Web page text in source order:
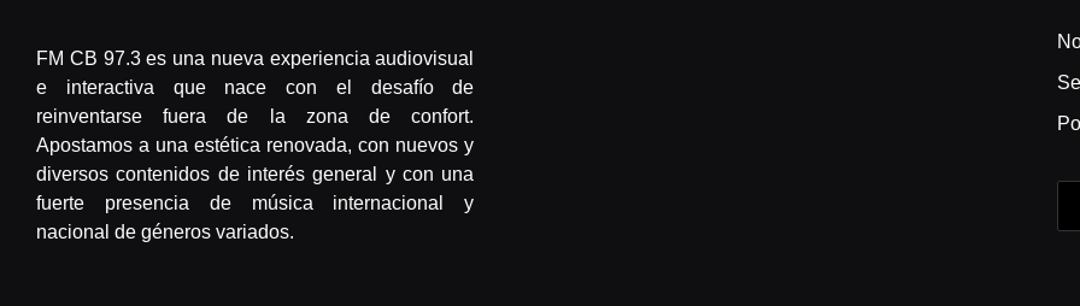
FM CB 97.3 es una nueva experiencia audiovisual
e interactiva que nace con el desafío de
reinventarse fuera de la zona de confort.
Apostamos a una estética renovada, con nuevos y
diversos contenidos de interés general y con una
fuerte presencia de música internacional y
nacional de géneros variados.